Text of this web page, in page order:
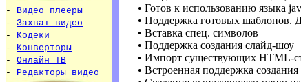
- Видео плееры
- Захват видео
- Кодеки
- Конверторы
- Онлайн ТВ
- Редакторы видео
• Готов к использованию языка
• Поддержка готовых шаблонов.
• Вставка спец. символов
• Поддержка создания слайд-шоу
• Импорт существующих HTML-
• Встроенная поддержка